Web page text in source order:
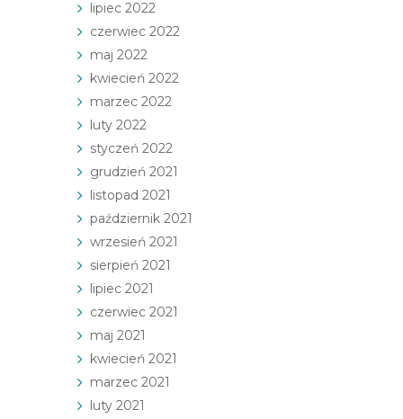
lipiec 2022
czerwiec 2022
maj 2022
kwiecień 2022
marzec 2022
luty 2022
styczeń 2022
grudzień 2021
listopad 2021
październik 2021
wrzesień 2021
sierpień 2021
lipiec 2021
czerwiec 2021
maj 2021
kwiecień 2021
marzec 2021
luty 2021